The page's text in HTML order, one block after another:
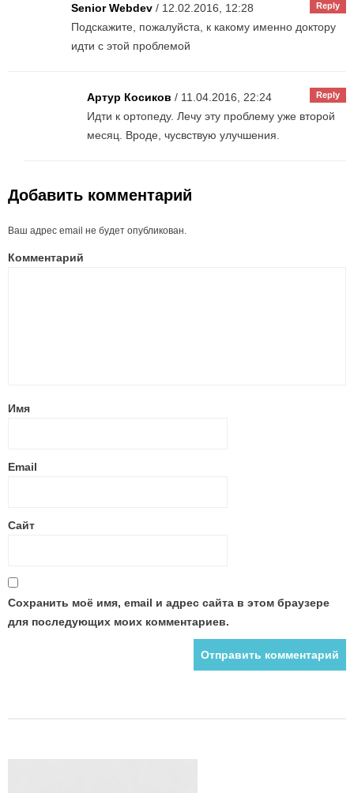
Senior Webdev / 12.02.2016, 12:28 Reply
Подскажите, пожалуйста, к какому именно доктору
идти с этой проблемой
Артур Косиков / 11.04.2016, 22:24 Reply
Идти к ортопеду. Лечу эту проблему уже второй
месяц. Вроде, чусвствую улучшения.
Добавить комментарий
Ваш адрес email не будет опубликован.
Комментарий
Имя
Email
Сайт
Сохранить моё имя, email и адрес сайта в этом браузере
для последующих моих комментариев.